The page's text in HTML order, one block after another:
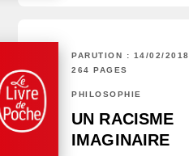
PARUTION : 14/02/2018
264 PAGES
PHILOSOPHIE
UN RACISME
IMAGINAIRE